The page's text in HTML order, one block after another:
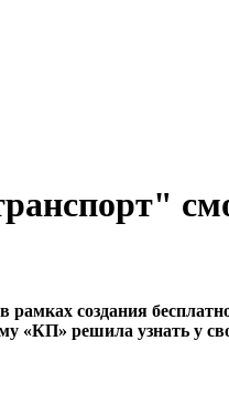
создания
«КП» решила узнать у